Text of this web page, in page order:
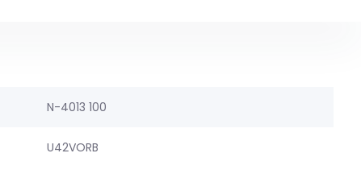
N-4013 100
U42VORB